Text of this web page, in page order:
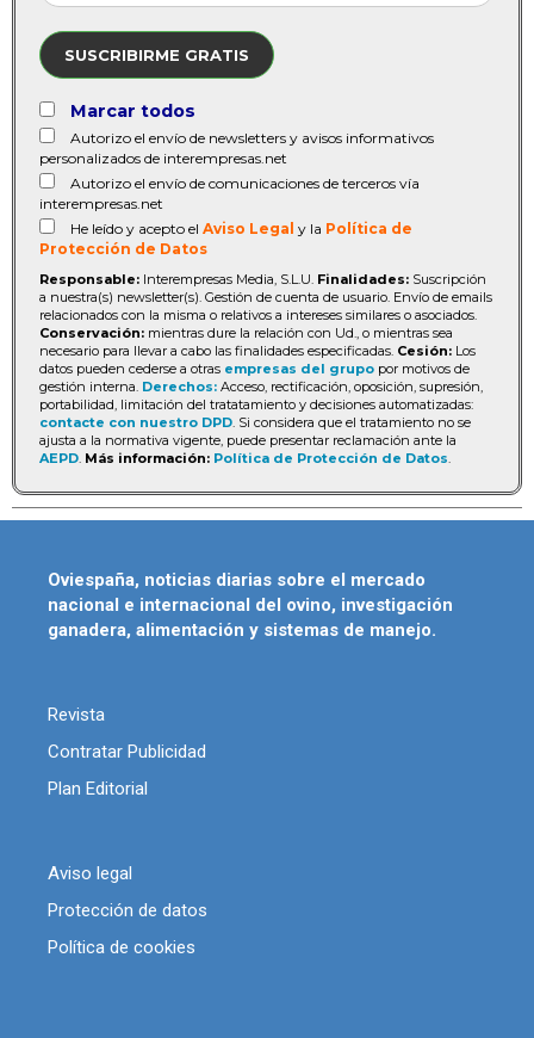
SUSCRIBIRME GRATIS
Marcar todos
Autorizo el envío de newsletters y avisos informativos
personalizados de interempresas.net
Autorizo el envío de comunicaciones de terceros vía
interempresas.net
He leído y acepto el Aviso Legal y la Política de
Protección de Datos
Responsable: Interempresas Media, S.L.U. Finalidades: Suscripción
a nuestra(s) newsletter(s). Gestión de cuenta de usuario. Envío de emails
relacionados con la misma o relativos a intereses similares o asociados.
Conservación: mientras dure la relación con Ud., o mientras sea
necesario para llevar a cabo las finalidades especificadas. Cesión: Los
datos pueden cederse a otras empresas del grupo por motivos de
gestión interna. Derechos: Acceso, rectificación, oposición, supresión,
portabilidad, limitación del tratatamiento y decisiones automatizadas:
contacte con nuestro DPD . Si considera que el tratamiento no se
ajusta a la normativa vigente, puede presentar reclamación ante la
AEPD Más información: Política de Protección de Datos
Oviespaña, noticias diarias sobre el mercado
nacional e internacional del ovino, investigación
ganadera, alimentación y sistemas de manejo.
Revista
Contratar Publicidad
Plan Editorial
Aviso legal
Protección de datos
Política de cookies